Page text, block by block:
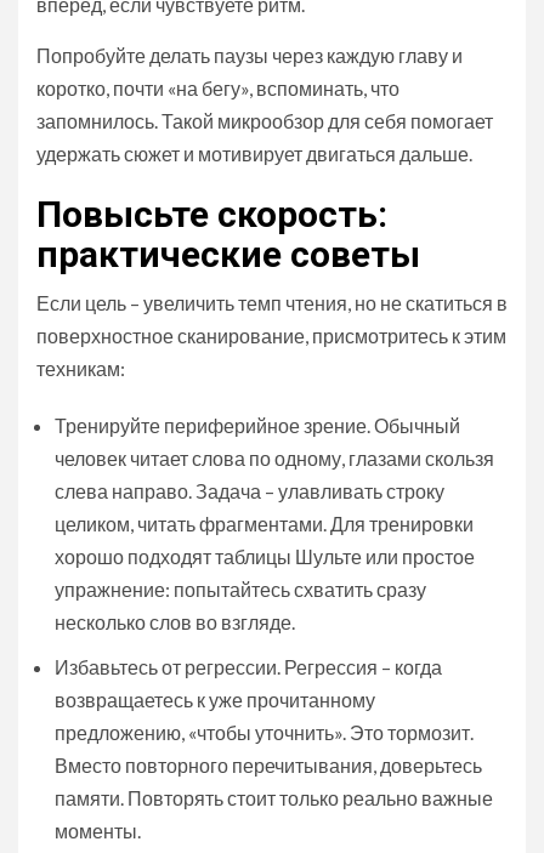
Попробуйте делать паузы через каждую главу и
коротко, почти «на бегу», вспоминать, что
запомнилось. Такой микрообзор для себя помогает
удержать сюжет и мотивирует двигаться дальше.
Повысьте скорость:
практические советы
Если цель – увеличить темп чтения, но не скатиться в
поверхностное сканирование, присмотритесь к этим
техникам:
Тренируйте периферийное зрение. Обычный
человек читает слова по одному, глазами скользя
слева направо. Задача – улавливать строку
целиком, читать фрагментами. Для тренировки
хорошо подходят таблицы Шульте или простое
упражнение: попытайтесь схватить сразу
несколько слов во взгляде.
Избавьтесь от регрессии. Регрессия – когда
возвращаетесь к уже прочитанному
предложению, «чтобы уточнить». Это тормозит.
Вместо повторного перечитывания, доверьтесь
памяти. Повторять стоит только реально важные
моменты.